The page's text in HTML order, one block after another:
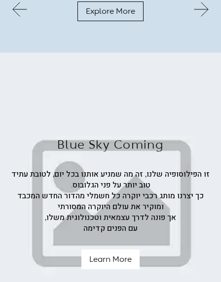
Explore More
החל
Blue Sky Coming
זו הפילוסופיה שלנו, זה מה שמניע אותנו בכל יום, לטובת עתיד
טוב יותר על פני הגלובוס.
כך יצרנו מותג רכבי יוקרה כל חשמלי מהדור החדש המכבד
ומוקיר את עולם היוקרה המסורתי
אך פונה לדרך עצמאית וטכנולוגית משלו,
עם הפנים קדימה
Learn More
Blue